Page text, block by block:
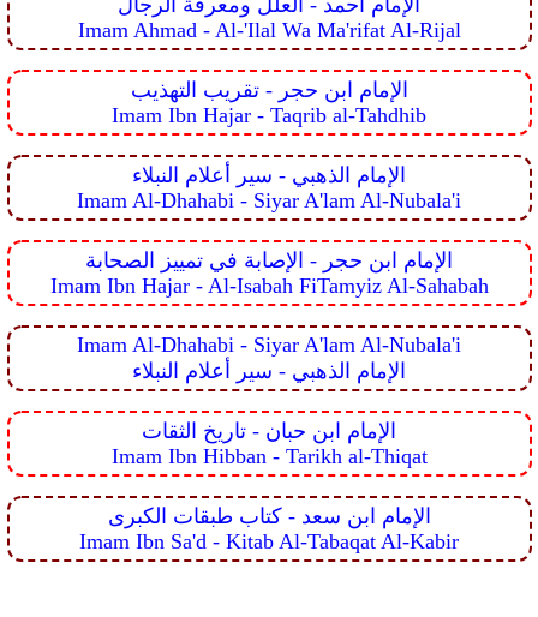
الإمام أحمد - العلل ومعرفة الرجال
Imam Ahmad - Al-'Ilal Wa Ma'rifat Al-Rijal
الإمام ابن حجر - تقريب التهذيب
Imam Ibn Hajar - Taqrib al-Tahdhib
الإمام الذهبي - سير أعلام النبلاء
Imam Al-Dhahabi - Siyar A'lam Al-Nubala'i
الإمام ابن حجر - الإصابة في تمييز الصحابة
Imam Ibn Hajar - Al-Isabah FiTamyiz Al-Sahabah
Imam Al-Dhahabi - Siyar A'lam Al-Nubala'i
الإمام الذهبي - سير أعلام النبلاء
الإمام ابن حبان - تاريخ الثقات
Imam Ibn Hibban - Tarikh al-Thiqat
الإمام ابن سعد - كتاب طبقات الكبرى
Imam Ibn Sa'd - Kitab Al-Tabaqat Al-Kabir